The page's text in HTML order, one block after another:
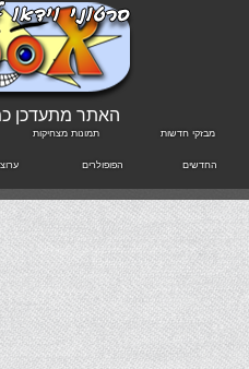
האתר מתעדכן
מבזקי חדשות תמונות מצחיקות
החדשים הפופולרים